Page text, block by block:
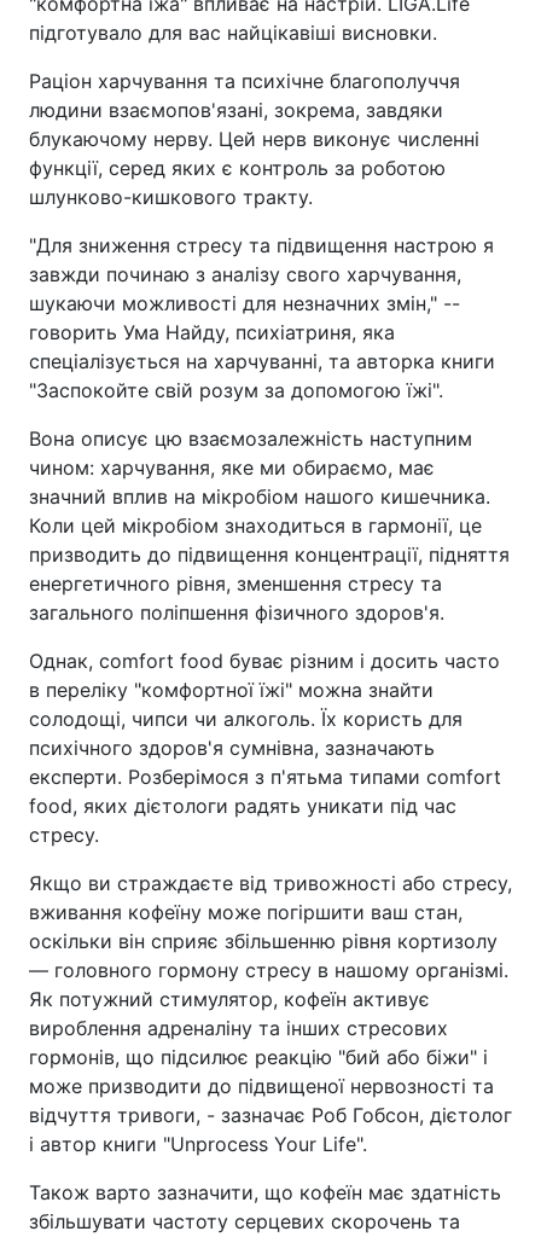
підготувало для вас найцікавіші висновки.
Раціон харчування та психічне благополуччя
людини взаємопов'язані, зокрема, завдяки
блукаючому нерву. Цей нерв виконує численні
функції, серед яких є контроль за роботою
шлунково-кишкового тракту.
"Для зниження стресу та підвищення настрою я
завжди починаю з аналізу свого харчування,
шукаючи можливості для незначних змін," --
говорить Ума Найду, психіатриня, яка
спеціалізується на харчуванні, та авторка книги
"Заспокойте свій розум за допомогою їжі".
Вона описує цю взаємозалежність наступним
чином: харчування, яке ми обираємо, має
значний вплив на мікробіом нашого кишечника.
Коли цей мікробіом знаходиться в гармонії, це
призводить до підвищення концентрації, підняття
енергетичного рівня, зменшення стресу та
загального поліпшення фізичного здоров'я.
Однак, comfort food буває різним і досить часто
в переліку "комфортної їжі" можна знайти
солодощі, чипси чи алкоголь. Їх користь для
психічного здоров'я сумнівна, зазначають
експерти. Розберімося з п'ятьма типами comfort
food, яких дієтологи радять уникати під час
стресу.
Якщо ви страждаєте від тривожності або стресу,
вживання кофеїну може погіршити ваш стан,
оскільки він сприяє збільшенню рівня кортизолу
— головного гормону стресу в нашому організмі.
Як потужний стимулятор, кофеїн активує
вироблення адреналіну та інших стресових
гормонів, що підсилює реакцію "бий або біжи" і
може призводити до підвищеної нервозності та
відчуття тривоги, - зазначає Роб Гобсон, дієтолог
і автор книги "Unprocess Your Life".
Також варто зазначити, що кофеїн має здатність
збільшувати частоту серцевих скорочень та